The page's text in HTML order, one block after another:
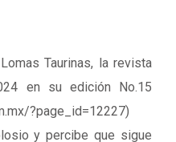
Taurinas, la revista
en su edición No.15
?page_id=12227)
y percibe que sigue